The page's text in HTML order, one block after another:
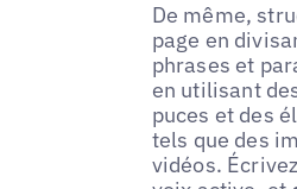
De même,
page en
phrases et
en utilisant
puces et des
tels que des
vidéos.